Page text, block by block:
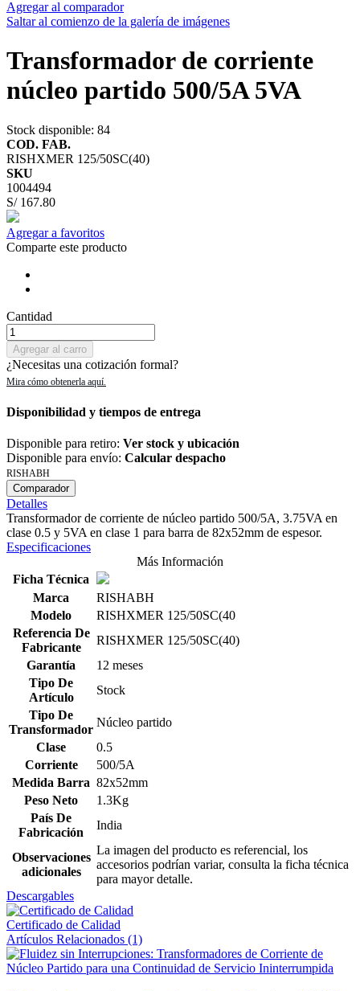
Agregar al comparador
Saltar al comienzo de la galería de imágenes
Transformador de corriente
núcleo partido 500/5A 5VA
Stock disponible: 84
COD. FAB.
RISHXMER 125/50SC(40)
SKU
1004494
S/ 167.80
Agregar a favoritos
Comparte este producto
Cantidad
Agregar al carro
¿Necesitas una cotización formal?
Disponibilidad y tiempos de entrega
Disponible para retiro: Ver stock y ubicación
Disponible para envío: Calcular despacho
RISHABH
Comparador
Detalles
Transformador de corriente de núcleo partido 500/5A, 3.75VA en
clase 0.5 y 5VA en clase 1 para barra de 82x52mm de espesor.
Especificaciones
Más Información
Ficha Técnica
Marca
RISHABH
Modelo
RISHXMER 125/50SC(40
Referencia De
Fabricante
RISHXMER 125/50SC(40)
Garantía
12 meses
Tipo De
Artículo
Stock
Tipo De
Transformador
Núcleo partido
Clase
0.5
Corriente
500/5A
Medida Barra 82x52mm
Peso Neto
1.3Kg
País De
Fabricación
India
Observaciones
adicionales
La imagen del producto es referencial, los
accesorios podrían variar, consulta la ficha técnica
para mayor detalle.
Descargables
Certificado de Calidad
Artículos Relacionados (1)